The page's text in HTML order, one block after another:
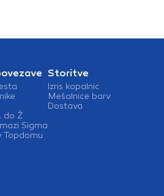
do Ž
Sigma
Topdomu
Storitve
Izris kopalnic
Mešalnice barv
Dostava